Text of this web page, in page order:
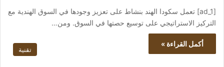
[ad_1] تعمل سكودا الهند بنشاط على تعزيز وجودها في السوق الهندية مع
التركيز الاستراتيجي على توسيع حصتها في السوق. ومن…
أكمل القراءة »
تقنية